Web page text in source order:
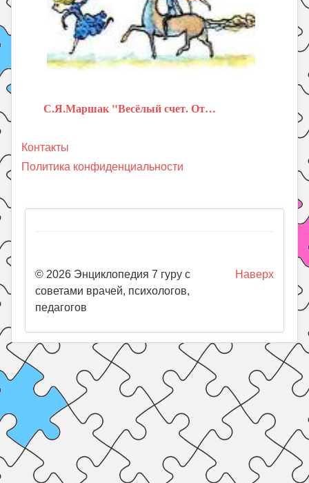
С.Я.Маршак "Весёлый счет. От…
Контакты
Политика конфиденциальности
Наверх
© 2026 Энциклопедия 7 гуру с
советами врачей, психологов,
педагогов